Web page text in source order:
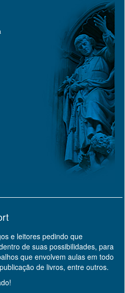
e leitores pedindo que
de suas possibilidades, para
que envolvem aulas em todo
de livros, entre outros.